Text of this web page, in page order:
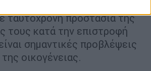
ταυτόχρονη προστασία της
τους κατά την επιστροφή
σημαντικές προβλέψεις
οικογένειας.